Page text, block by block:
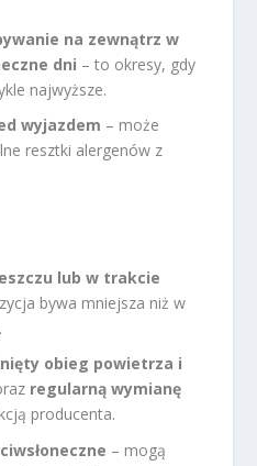
na zewnątrz w
dni – to okresy, gdy
najwyższe.
wyjazdem – może
resztki alergenów z
lub w trakcie
bywa mniejsza niż w
obieg powietrza i
regularną wymianę
producenta.
– mogą